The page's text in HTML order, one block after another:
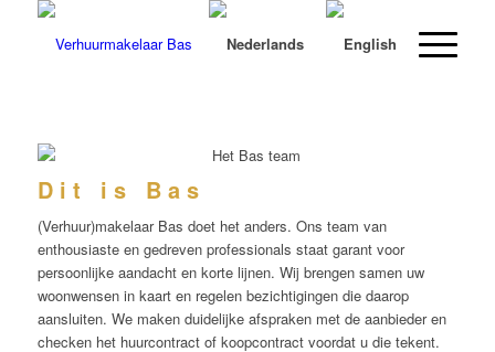
D i t i s B a s
(Verhuur)makelaar Bas doet het anders. Ons team van
enthousiaste en gedreven professionals staat garant voor
persoonlijke aandacht en korte lijnen. Wij brengen samen uw
woonwensen in kaart en regelen bezichtigingen die daarop
aansluiten. We maken duidelijke afspraken met de aanbieder en
checken het huurcontract of koopcontract voordat u die tekent.